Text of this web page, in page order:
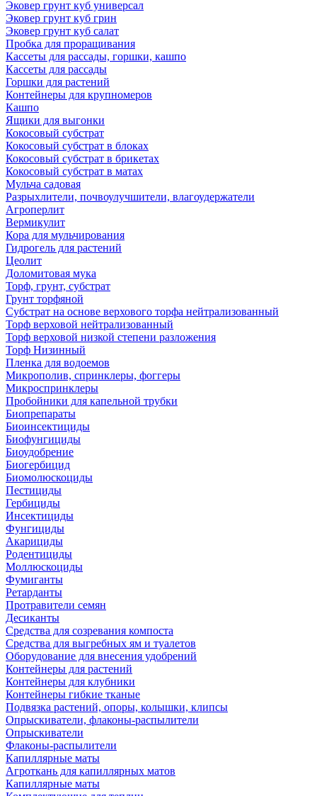
Эковер грунт куб универсал
Эковер грунт куб грин
Эковер грунт куб салат
Пробка для проращивания
Кассеты для рассады, горшки, кашпо
Кассеты для рассады
Горшки для растений
Контейнеры для крупномеров
Кашпо
Ящики для выгонки
Кокосовый субстрат
Кокосовый субстрат в блоках
Кокосовый субстрат в брикетах
Кокосовый субстрат в матах
Мульча садовая
Разрыхлители, почвоулучшители, влагоудержатели
Агроперлит
Вермикулит
Кора для мульчирования
Гидрогель для растений
Цеолит
Доломитовая мука
Торф, грунт, субстрат
Грунт торфяной
Субстрат на основе верхового торфа нейтрализованный
Торф верховой нейтрализованный
Торф верховой низкой степени разложения
Торф Низинный
Пленка для водоемов
Микрополив, спринклеры, фоггеры
Микроспринклеры
Пробойники для капельной трубки
Биопрепараты
Биоинсектициды
Биофунгициды
Биоудобрение
Биогербицид
Биомолюскоциды
Пестициды
Гербициды
Инсектициды
Фунгициды
Акарициды
Родентициды
Моллюскоциды
Фумиганты
Ретарданты
Протравители семян
Десиканты
Средства для созревания компоста
Средства для выгребных ям и туалетов
Оборудование для внесения удобрений
Контейнеры для растений
Контейнеры для клубники
Контейнеры гибкие тканые
Подвязка растений, опоры, колышки, клипсы
Опрыскиватели, флаконы-распылители
Опрыскиватели
Флаконы-распылители
Капиллярные маты
Агроткань для капиллярных матов
Капиллярные маты